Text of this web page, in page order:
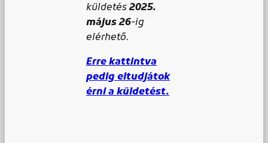
küldetés2025.
május 26-ig
elérhető.
Erre kattintva
pedig eltudjátok
érni a küldetést.